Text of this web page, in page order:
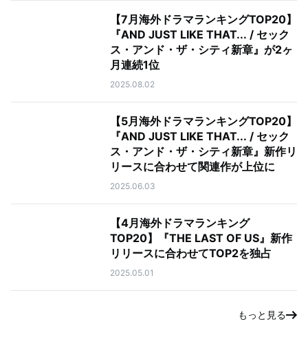
【7月海外ドラマランキングTOP20】
『AND JUST LIKE THAT... / セック
ス・アンド・ザ・シティ新章』が2ヶ
月連続1位
2025.08.02
【5月海外ドラマランキングTOP20】
『AND JUST LIKE THAT... / セック
ス・アンド・ザ・シティ新章』新作リ
リースに合わせて関連作が上位に
2025.06.03
【4月海外ドラマランキング
TOP20】『THE LAST OF US』新作
リリースに合わせてTOP2を独占
2025.05.01
もっと見る